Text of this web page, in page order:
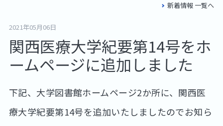
新着情報 一覧へ
2021年05月06日
関西医療大学紀要第14号をホ
ームページに追加しました
下記、大学図書館ホームページ2か所に、関西医
療大学紀要第14号を追加いたしましたのでお知ら